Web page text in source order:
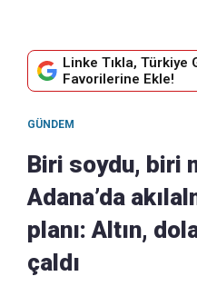
Linke Tıkla, Türkiye
Favorilerine Ekle!
GÜNDEM
Biri soydu, biri
Adana’da
planı: Altın,
çaldı